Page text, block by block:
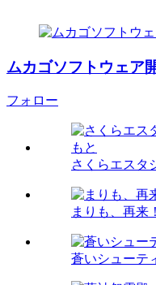
ムカゴソフトウェア
フォロー
さくらエスタ
まりも、再来
蒼いシューテ